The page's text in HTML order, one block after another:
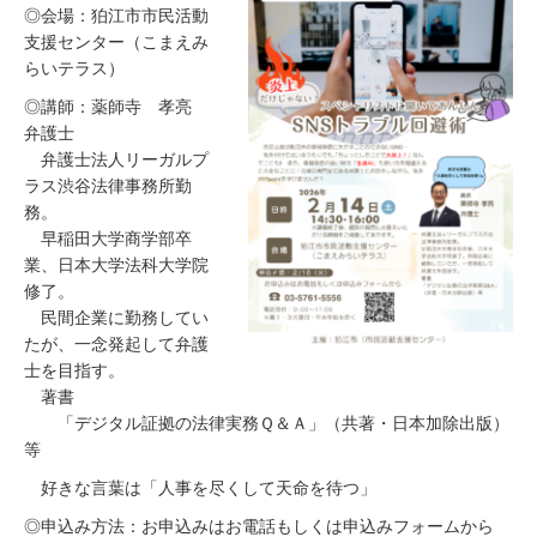
◎会場：狛江市市民活動
支援センター（こまえみ
らいテラス）
◎講師：薬師寺 孝亮
弁護士
弁護士法人リーガルプ
ラス渋谷法律事務所勤
務。
早稲田大学商学部卒
業、日本大学法科大学院
修了。
民間企業に勤務してい
たが、一念発起して弁護
士を目指す。
著書
「デジタル証拠の法律実務Ｑ＆Ａ」（共著・日本加除出版）
等
好きな言葉は「人事を尽くして天命を待つ」
◎申込み方法：お申込みはお電話もしくは申込みフォームから